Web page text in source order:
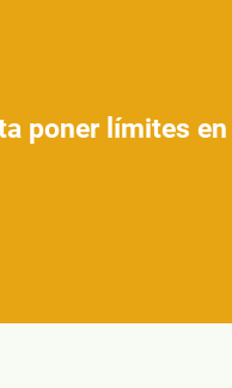
poner límites